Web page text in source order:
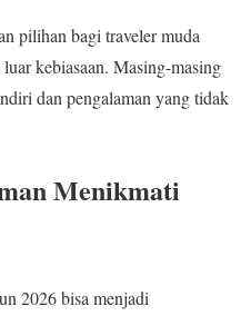
pilihan bagi traveler muda
kebiasaan. Masing-masing
dan pengalaman yang tidak
Menikmati
2026 bisa menjadi